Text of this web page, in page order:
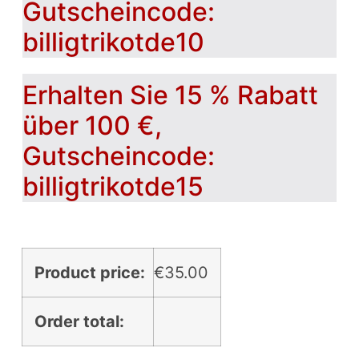
Gutscheincode:
billigtrikotde10
Erhalten Sie 15 % Rabatt
über 100 €,
Gutscheincode:
billigtrikotde15
Product price: €35.00
Order total: